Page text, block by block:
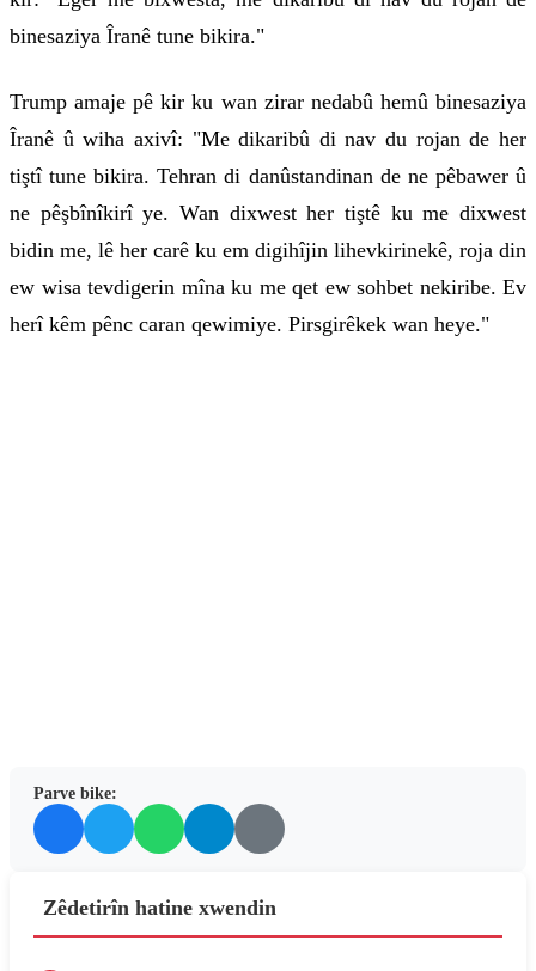
binesaziya Îranê tune bikira."
Trump amaje pê kir ku wan zirar nedabû hemû binesaziya
Îranê û wiha axivî: "Me dikaribû di nav du rojan de her
tiştî tune bikira. Tehran di danûstandinan de ne pêbawer û
ne pêşbînîkirî ye. Wan dixwest her tiştê ku me dixwest
bidin me, lê her carê ku em digihîjin lihevkirinekê, roja din
ew wisa tevdigerin mîna ku me qet ew sohbet nekiribe. Ev
herî kêm pênc caran qewimiye. Pirsgirêkek wan heye."
Parve bike:
Zêdetirîn hatine xwendin